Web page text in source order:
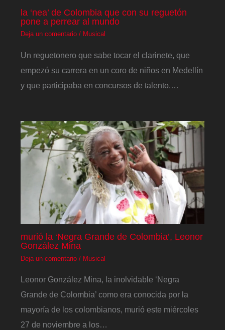
la ‘nea’ de Colombia que con su reguetón
pone a perrear al mundo
Deja un comentario / Musical
Un reguetonero que sabe tocar el clarinete, que
empezó su carrera en un coro de niños en Medellín
y que participaba en concursos de talento.…
murió la ‘Negra Grande de Colombia’, Leonor
González Mina
Deja un comentario / Musical
Leonor González Mina, la inolvidable ‘Negra
Grande de Colombia’ como era conocida por la
mayoría de los colombianos, murió este miércoles
27 de noviembre a los…